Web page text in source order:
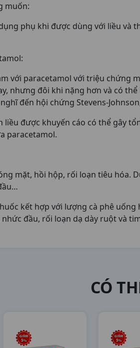
muốn:
phụ khi được dùng với liều và
với paracetamol với triệu chứng
nhưng đôi khi nặng hơn và có
đến hội chứng Stevens-
liều được khuyến cáo có thể gây
paracetamol.
mặt, hồi hộp, rối loạn tiêu hóa.
kết hợp với lượng cà phê
đầu, rối loạn dạ dày ruột và
CÓ